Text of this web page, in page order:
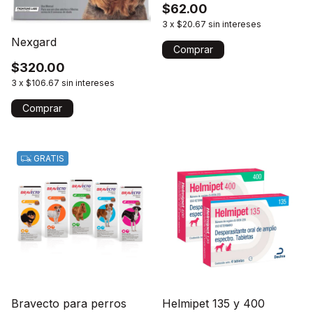
Nexgard
$320.00
3 x $106.67 sin intereses
Comprar
$62.00
3 x $20.67 sin intereses
Comprar
GRATIS
Bravecto para perros Helmipet 135 y 400